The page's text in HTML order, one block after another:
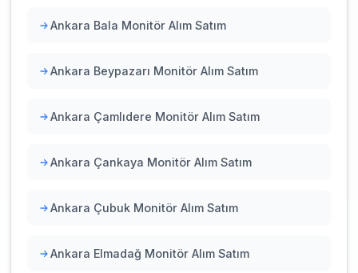
Ankara Bala Monitör Alım Satım
Ankara Beypazarı Monitör Alım Satım
Ankara Çamlıdere Monitör Alım Satım
Ankara Çankaya Monitör Alım Satım
Ankara Çubuk Monitör Alım Satım
Ankara Elmadağ Monitör Alım Satım